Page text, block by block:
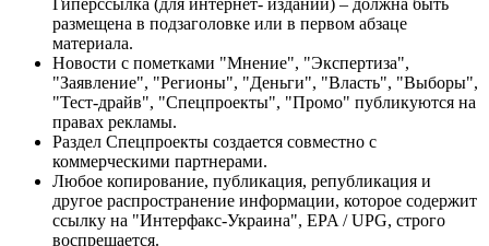
размещена в подзаголовке или в первом абзаце
материала.
Новости с пометками "Мнение", "Экспертиза",
"Заявление", "Регионы", "Деньги", "Власть", "Выборы",
"Тест-драйв", "Спецпроекты", "Промо" публикуются на
правах рекламы.
Раздел Спецпроекты создается совместно с
коммерческими партнерами.
Любое копирование, публикация, републикация и
другое распространение информации, которое содержит
ссылку на "Интерфакс-Украина", EPA / UPG, строго
воспрещается.